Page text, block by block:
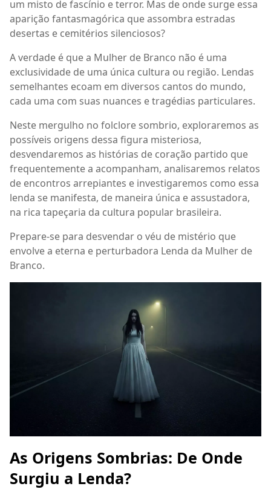
um misto de fascínio e terror. Mas de onde surge essa
aparição fantasmagórica que assombra estradas
desertas e cemitérios silenciosos?
A verdade é que a Mulher de Branco não é uma
exclusividade de uma única cultura ou região. Lendas
semelhantes ecoam em diversos cantos do mundo,
cada uma com suas nuances e tragédias particulares.
Neste mergulho no folclore sombrio, exploraremos as
possíveis origens dessa figura misteriosa,
desvendaremos as histórias de coração partido que
frequentemente a acompanham, analisaremos relatos
de encontros arrepiantes e investigaremos como essa
lenda se manifesta, de maneira única e assustadora,
na rica tapeçaria da cultura popular brasileira.
Prepare-se para desvendar o véu de mistério que
envolve a eterna e perturbadora Lenda da Mulher de
Branco.
As Origens Sombrias: De Onde
Surgiu a Lenda?